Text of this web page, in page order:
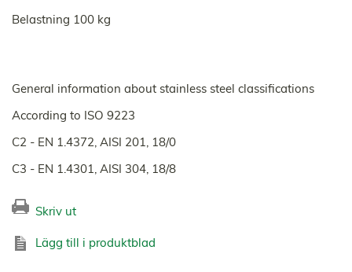
Belastning 100 kg
General information about stainless steel classifications
According to ISO 9223
C2 - EN 1.4372, AISI 201, 18/0
C3 - EN 1.4301, AISI 304, 18/8
Skriv ut
Lägg till i produktblad